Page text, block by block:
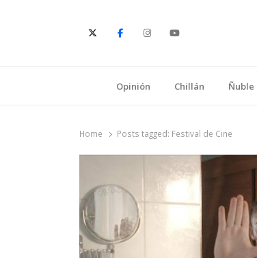
Opinión Chillán Ñuble
Home Posts tagged: Festival de Cine